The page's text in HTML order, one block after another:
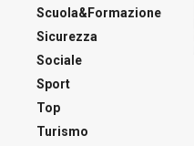
Scuola&Formazione
Sicurezza
Sociale
Sport
Top
Turismo